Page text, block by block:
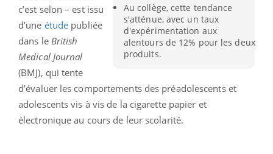
Au collège, cette tendance
s'atténue, avec un taux
d'expérimentation aux
alentours de 12% pour les deux
produits.
c’est selon – est issu
d’une étude publiée
dans le British
Medical Journal
(BMJ), qui tente
d’évaluer les comportements des préadolescents et
adolescents vis à vis de la cigarette papier et
électronique au cours de leur scolarité.